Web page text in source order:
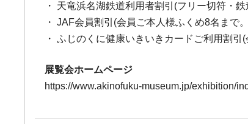
・ 天竜浜名湖鉄道利用者割引(フリー切符・
・ JAF会員割引(会員ご本人様ふくめ8名まで
・ ふじのくに健康いきいきカードご利用割
展覧会ホームページ
https://www.akinofuku-museum.jp/exhibition/